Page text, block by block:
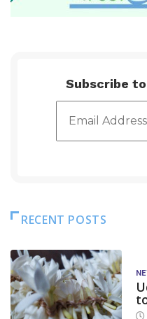
Subscribe
RECENT POSTS